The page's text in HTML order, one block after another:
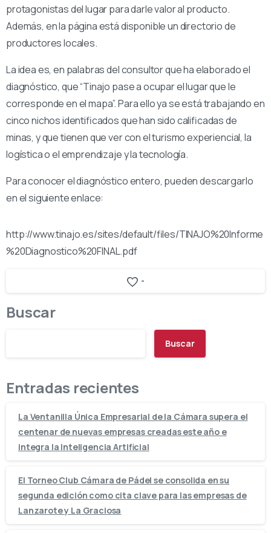
protagonistas del lugar para darle valor al producto.
Además, en la página está disponible un directorio de
productores locales.
La idea es, en palabras del consultor que ha elaborado el
diagnóstico, que “Tinajo pase a ocupar el lugar que le
corresponde en el mapa”. Para ello ya se está trabajando en
cinco nichos identificados que han sido calificadas de
minas, y que tienen que ver con el turismo experiencial, la
logística o el emprendizaje y la tecnología.
Para conocer el diagnóstico entero, pueden descargarlo
en el siguiente enlace:
http://www.tinajo.es/sites/default/files/TINAJO%20Informe
%20Diagnostico%20FINAL.pdf
-
Buscar
Buscar
Entradas recientes
La Ventanilla Única Empresarial de la Cámara supera el
centenar de nuevas empresas creadas este año e
integra la Inteligencia Artificial
El Torneo Club Cámara de Pádel se consolida en su
segunda edición como cita clave para las empresas de
Lanzarote y La Graciosa